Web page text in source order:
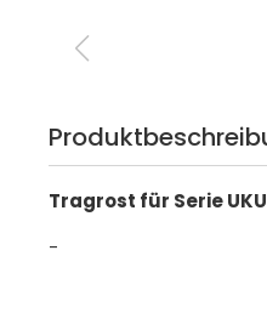
Tragrost für Serie
-